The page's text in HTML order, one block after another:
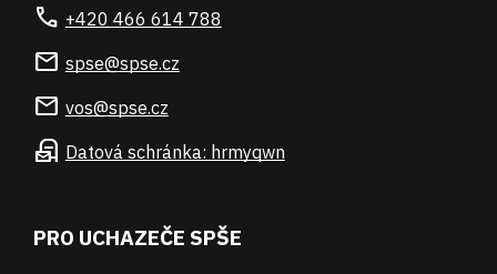
call +420 466 614 788
mail spse@spse.cz
mail vos@spse.cz
local_post_office Datová schránka: hrmyqwn
PRO UCHAZEČE SPŠE